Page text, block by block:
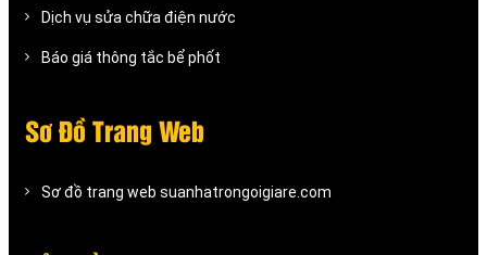
Dịch vụ sửa chữa điện nước
Báo giá thông tắc bể phốt
Sơ Đồ Trang Web
Sơ đồ trang web suanhatrongoigiare.com